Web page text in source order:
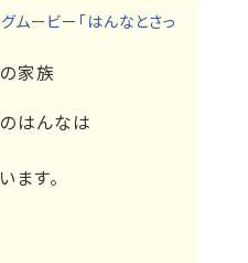
ムービー「はんなとさっ
家族
はんなは
ます。